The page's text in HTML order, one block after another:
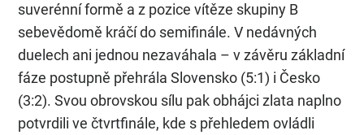
suverénní formě a z pozice vítěze skupiny B
sebevědomě kráčí do semifinále. V nedávných
duelech ani jednou nezaváhala – v závěru základní
fáze postupně přehrála Slovensko (5:1) i Česko
(3:2). Svou obrovskou sílu pak obhájci zlata naplno
potvrdili ve čtvrtfinále, kde s přehledem ovládli